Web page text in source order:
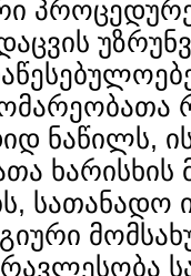
ნაწილს,
ხარისხის
სათანადო